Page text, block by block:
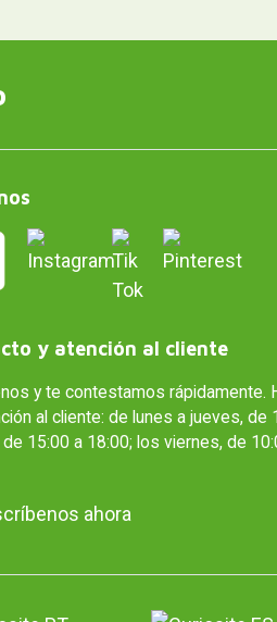
y atención al cliente
y te contestamos rápidamente.
al cliente: de lunes a jueves, de
de 15:00 a 18:00; los viernes, de
ahora